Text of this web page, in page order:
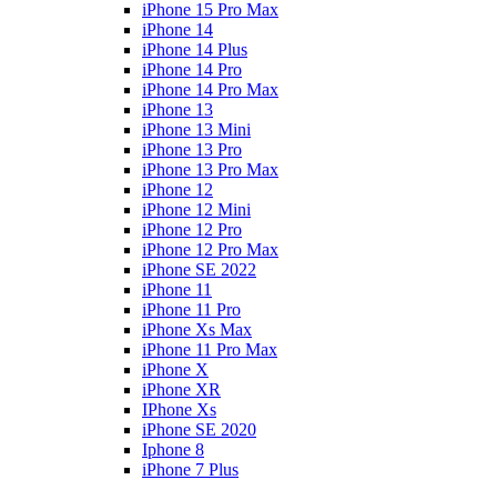
iPhone 15 Pro Max
iPhone 14
iPhone 14 Plus
iPhone 14 Pro
iPhone 14 Pro Max
iPhone 13
iPhone 13 Mini
iPhone 13 Pro
iPhone 13 Pro Max
iPhone 12
iPhone 12 Mini
iPhone 12 Pro
iPhone 12 Pro Max
iPhone SE 2022
iPhone 11
iPhone 11 Pro
iPhone Xs Max
iPhone 11 Pro Max
iPhone X
iPhone XR
IPhone Xs
iPhone SE 2020
Iphone 8
iPhone 7 Plus